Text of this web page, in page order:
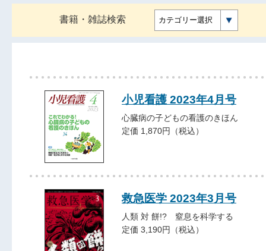
書籍・雑誌検索 カテゴリー選択
小児看護 2023年4月号
心臓病の子どもの看護のきほん
定価 1,870円（税込）
救急医学 2023年3月号
人類 対 餅!? 窒息を科学する
定価 3,190円（税込）